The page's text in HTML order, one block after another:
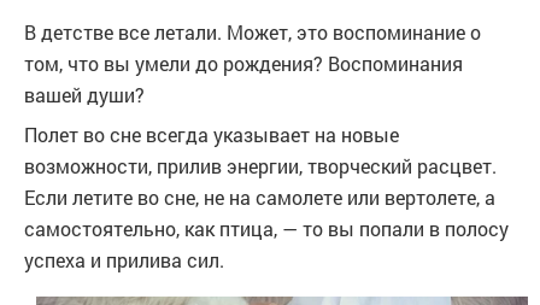
В детстве все летали. Может, это воспоминание о
том, что вы умели до рождения? Воспоминания
вашей души?
Полет во сне всегда указывает на новые
возможности, прилив энергии, творческий расцвет.
Если летите во сне, не на самолете или вертолете, а
самостоятельно, как птица, — то вы попали в полосу
успеха и прилива сил.